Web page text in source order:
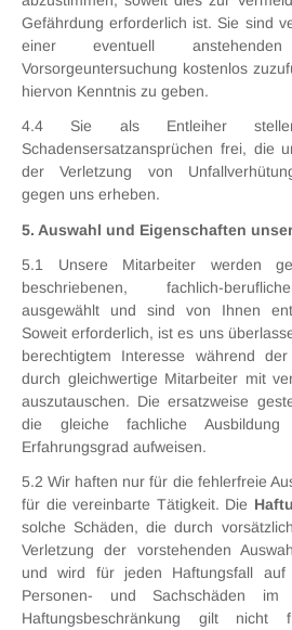
Gefährdung erforderlich ist. Sie sind
einer eventuell anstehenden
Vorsorgeuntersuchung kostenlos
hiervon Kenntnis zu geben.
4.4 Sie als Entleiher
Schadensersatzansprüchen frei, die
der Verletzung von
gegen uns erheben.
5. Auswahl und Eigenschaften
5.1 Unsere Mitarbeiter werden
beschriebenen, fachlich-
ausgewählt und sind von Ihnen
Soweit erforderlich, ist es uns
berechtigtem Interesse während
durch gleichwertige Mitarbeiter mit
auszutauschen. Die ersatzweise
die gleiche fachliche
Erfahrungsgrad aufweisen.
5.2 Wir haften nur für die fehlerfreie
für die vereinbarte Tätigkeit. Die
solche Schäden, die durch
Verletzung der vorstehenden
und wird für jeden Haftungsfall
Personen- und Sachschäden
Haftungsbeschränkung gilt